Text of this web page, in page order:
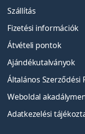
Szállítás
Fizetési információk
Átvételi pontok
Ajándékutalványok
Általános Szerződési
Weboldal
Adatkezelési